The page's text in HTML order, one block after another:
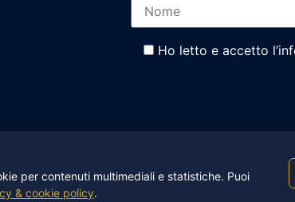
Ho letto e accetto
– P.IVA 93016260502 |Privacy Policy|Cookie
per contenuti multimediali e statistiche. Puoi
& cookie policy.